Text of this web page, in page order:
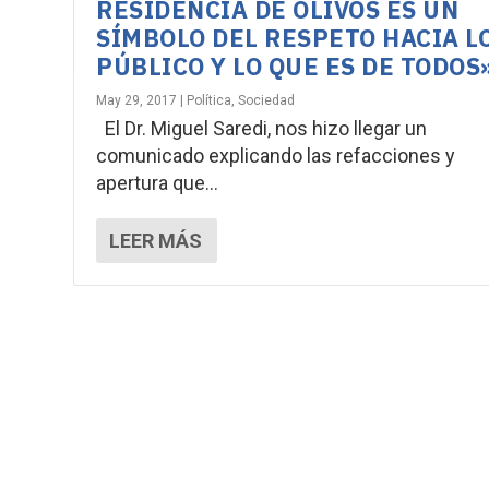
RESIDENCIA DE OLIVOS ES UN
SÍMBOLO DEL RESPETO HACIA
PÚBLICO Y LO QUE ES DE
May 29, 2017 Política,Sociedad
El Dr. Miguel Saredi, nos hizo llegar un
comunicado explicando las refacciones y
apertura que...
LEER MÁS